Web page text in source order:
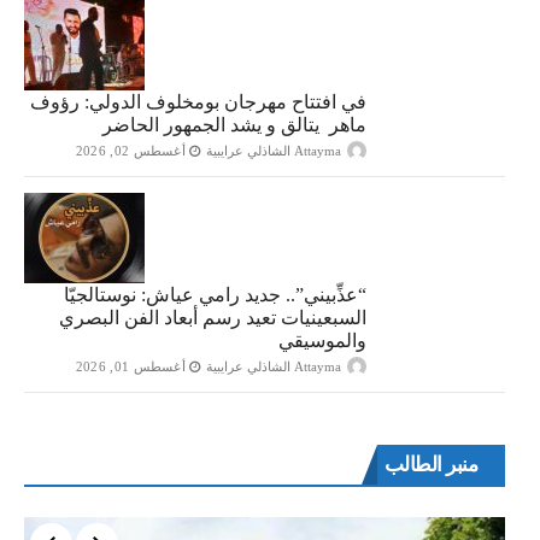
في افتتاح مهرجان بومخلوف الدولي: رؤوف
ماهر يتالق و يشد الجمهور الحاضر
Attayma الشاذلي عرايبية أغسطس 02, 2026
“​عذِّبيني”.. جديد رامي عياش: نوستالجيّا
السبعينيات تعيد رسم أبعاد الفن البصري
والموسيقي
Attayma الشاذلي عرايبية أغسطس 01, 2026
منبر الطالب